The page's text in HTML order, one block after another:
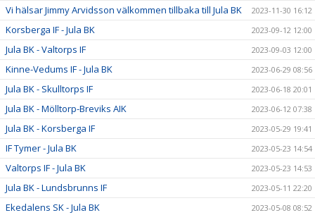
Vi hälsar Jimmy Arvidsson välkommen tillbaka till Jula BK 2023-11-30 16:12
Korsberga IF - Jula BK 2023-09-12 12:00
Jula BK - Valtorps IF 2023-09-03 12:00
Kinne-Vedums IF - Jula BK 2023-06-29 08:56
Jula BK - Skulltorps IF 2023-06-18 20:01
Jula BK - Mölltorp-Breviks AIK 2023-06-12 07:38
Jula BK - Korsberga IF 2023-05-29 19:41
IF Tymer - Jula BK 2023-05-23 14:54
Valtorps IF - Jula BK 2023-05-23 14:53
Jula BK - Lundsbrunns IF 2023-05-11 22:20
Ekedalens SK - Jula BK 2023-05-08 08:52